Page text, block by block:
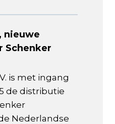
nieuwe
Schenker
is met ingang
de distributie
Nederlandse